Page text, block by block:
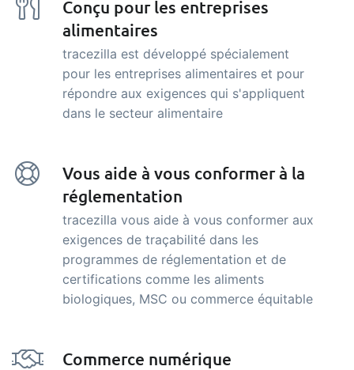
Conçu pour les entreprises
alimentaires
tracezilla est développé spécialement
pour les entreprises alimentaires et pour
répondre aux exigences qui s'appliquent
dans le secteur alimentaire
Vous aide à vous conformer à la
réglementation
tracezilla vous aide à vous conformer aux
exigences de traçabilité dans les
programmes de réglementation et de
certifications comme les aliments
biologiques, MSC ou commerce équitable
Commerce numérique